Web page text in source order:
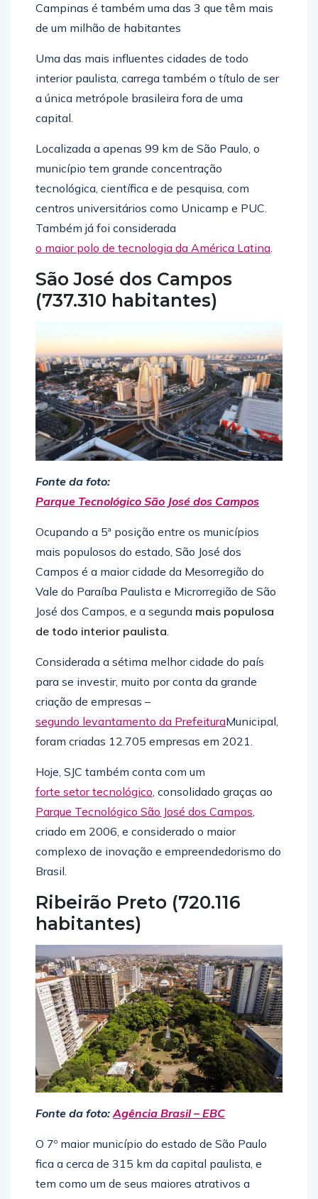
Campinas é também uma das 3 que têm mais
de um milhão de habitantes
Uma das mais influentes cidades de todo
interior paulista, carrega também o título de ser
a única metrópole brasileira fora de uma
capital.
Localizada a apenas 99 km de São Paulo, o
município tem grande concentração
tecnológica, científica e de pesquisa, com
centros universitários como Unicamp e PUC.
Também já foi considerada
o maior polo de tecnologia da América Latina.
São José dos Campos
(737.310 habitantes)
Fonte da foto:
Parque Tecnológico São José dos Campos
Ocupando a 5ª posição entre os municípios
mais populosos do estado, São José dos
Campos é a maior cidade da Mesorregião do
Vale do Paraíba Paulista e Microrregião de São
José dos Campos, e a segunda mais populosa
de todo interior paulista
Considerada a sétima melhor cidade do país
para se investir, muito por conta da grande
criação de empresas –
segundo levantamento da PrefeituraMunicipal,
foram criadas 12.705 empresas em 2021.
Hoje, SJC também conta com um
forte setor tecnológico , consolidado graças ao
Parque Tecnológico São José dos Campos
criado em 2006, e considerado o maior
complexo de inovação e empreendedorismo do
Brasil.
Ribeirão Preto (720.116
habitantes)
Fonte da foto:Agência Brasil – EBC
O 7º maior município do estado de São Paulo
fica a cerca de 315 km da capital paulista, e
tem como um de seus maiores atrativos a